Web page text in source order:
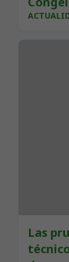
Las